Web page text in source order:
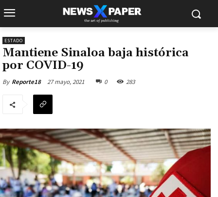
ESTADO
Mantiene Sinaloa baja histórica
por COVID-19
By Reporte18 27 mayo, 2021 0 283